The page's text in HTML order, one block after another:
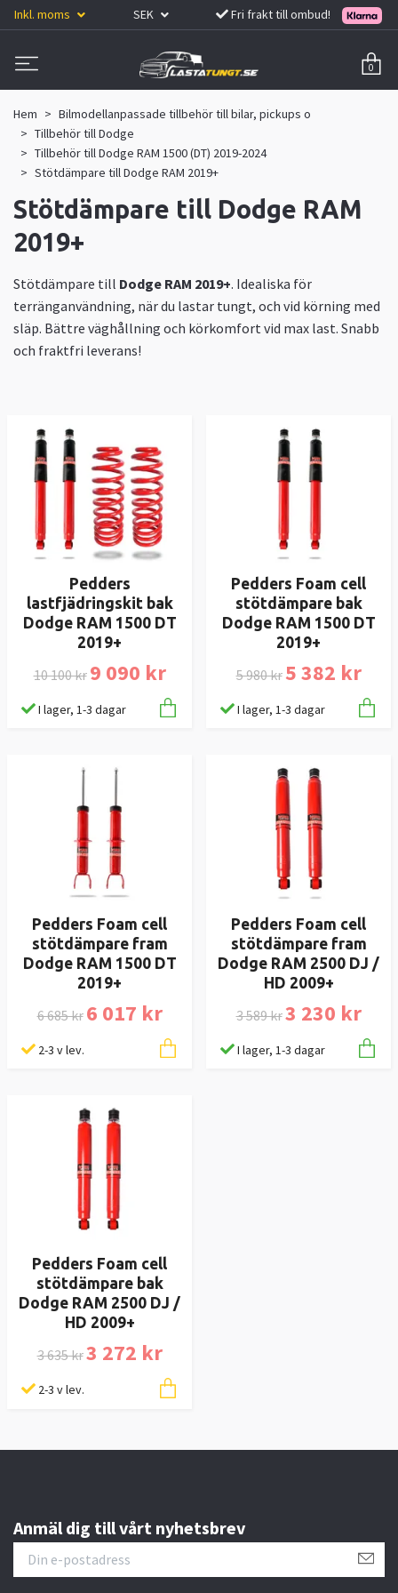
Inkl. moms SEK Fri frakt till ombud!
0
Hem
Bilmodellanpassade tillbehör till bilar, pickups o
Tillbehör till Dodge
Tillbehör till Dodge RAM 1500 (DT) 2019-2024
Stötdämpare till Dodge RAM 2019+
Stötdämpare till Dodge RAM
2019+
Stötdämpare till Dodge RAM 2019+. Idealiska för
terränganvändning, när du lastar tungt, och vid körning med
släp. Bättre väghållning och körkomfort vid max last. Snabb
och fraktfri leverans!
Pedders
lastfjädringskit bak
Dodge RAM 1500 DT
2019+
10 100 kr 9 090 kr
I lager, 1-3 dagar
Pedders Foam cell
stötdämpare bak
Dodge RAM 1500 DT
2019+
5 980 kr 5 382 kr
I lager, 1-3 dagar
Pedders Foam cell
stötdämpare fram
Dodge RAM 1500 DT
2019+
6 685 kr 6 017 kr
2-3 v lev.
Pedders Foam cell
stötdämpare fram
Dodge RAM 2500 DJ /
HD 2009+
3 589 kr3 230 kr
I lager, 1-3 dagar
Pedders Foam cell
stötdämpare bak
Dodge RAM 2500 DJ /
HD 2009+
3 635 kr3 272 kr
2-3 v lev.
Anmäl dig till vårt nyhetsbrev